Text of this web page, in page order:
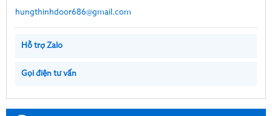
hungthinhdoor686@gmail.com
Hỗ trợ Zalo
Gọi điện tư vấn